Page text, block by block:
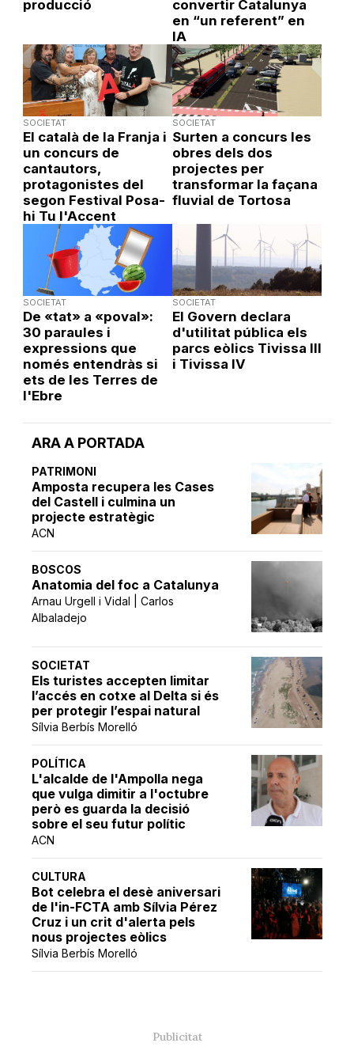
ARA A PORTADA
PATRIMONI
Amposta recupera les Cases
del Castell i culmina un
projecte estratègic
ACN
BOSCOS
Anatomia del foc a Catalunya
Arnau Urgell i Vidal | Carlos
Albaladejo
SOCIETAT
Els turistes accepten limitar
l’accés en cotxe al Delta si és
per protegir l’espai natural
Sílvia Berbís Morelló
POLÍTICA
L'alcalde de l'Ampolla nega
que vulga dimitir a l'octubre
però es guarda la decisió
sobre el seu futur polític
ACN
CULTURA
Bot celebra el desè aniversari
de l'in-FCTA amb Sílvia Pérez
Cruz i un crit d'alerta pels
nous projectes eòlics
Sílvia Berbís Morelló
producció
convertir Catalunya
en “un referent” en
IA
SOCIETAT
El català de la Franja i
un concurs de
cantautors,
protagonistes del
segon Festival Posa-
hi Tu l'Accent
SOCIETAT
Surten a concurs les
obres dels dos
projectes per
transformar la façana
fluvial de Tortosa
SOCIETAT
De «tat» a «poval»:
30 paraules i
expressions que
només entendràs si
ets de les Terres de
l'Ebre
SOCIETAT
El Govern declara
d'utilitat pública els
parcs eòlics Tivissa III
i Tivissa IV